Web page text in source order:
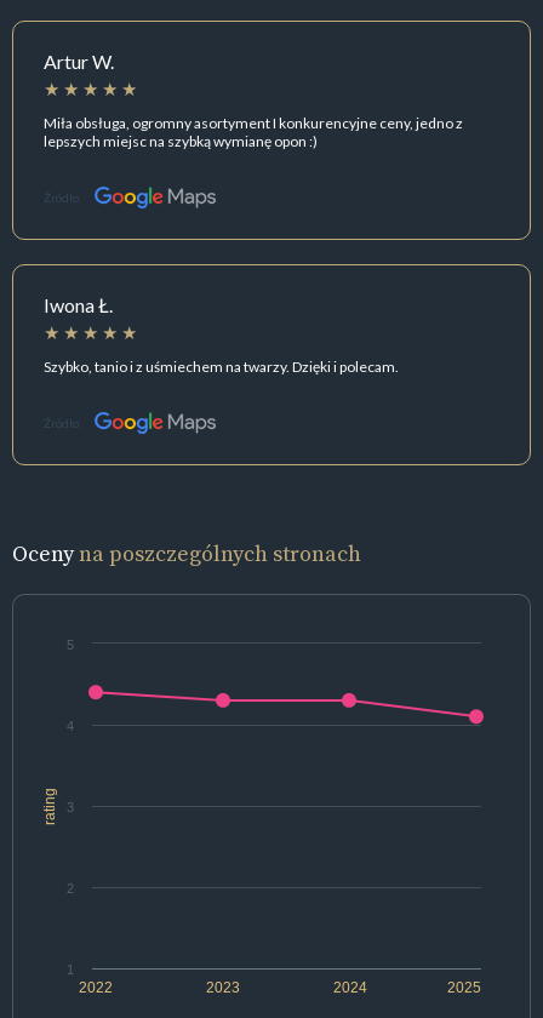
Artur W.
Miła obsługa, ogromny asortyment I konkurencyjne ceny, jedno z
lepszych miejsc na szybką wymianę opon :)
Źródło:
Iwona Ł.
Szybko, tanio i z uśmiechem na twarzy. Dzięki i polecam.
Źródło:
Ocenyna poszczególnych stronach
rating
2022 2024
2023 2025
1
2
3
4
5